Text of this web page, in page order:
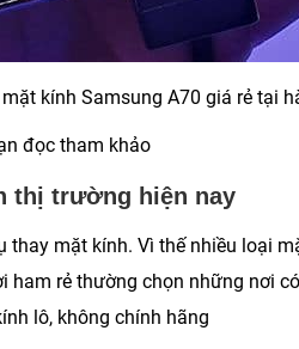
kính Samsung A70 giá rẻ tại
đọc tham khảo
thị trường hiện nay
thay mặt kính. Vì thế nhiều loại
ham rẻ thường chọn những nơi
lô, không chính hãng